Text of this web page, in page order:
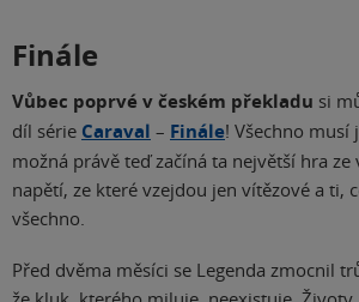
Finále
Vůbec poprvé v českém překladu si
díl série Caraval – Finále! Všechno musí
možná právě teď začíná ta největší hra ze
napětí, ze které vzejdou jen vítězové a ti,
všechno.
Před dvěma měsíci se Legenda zmocnil